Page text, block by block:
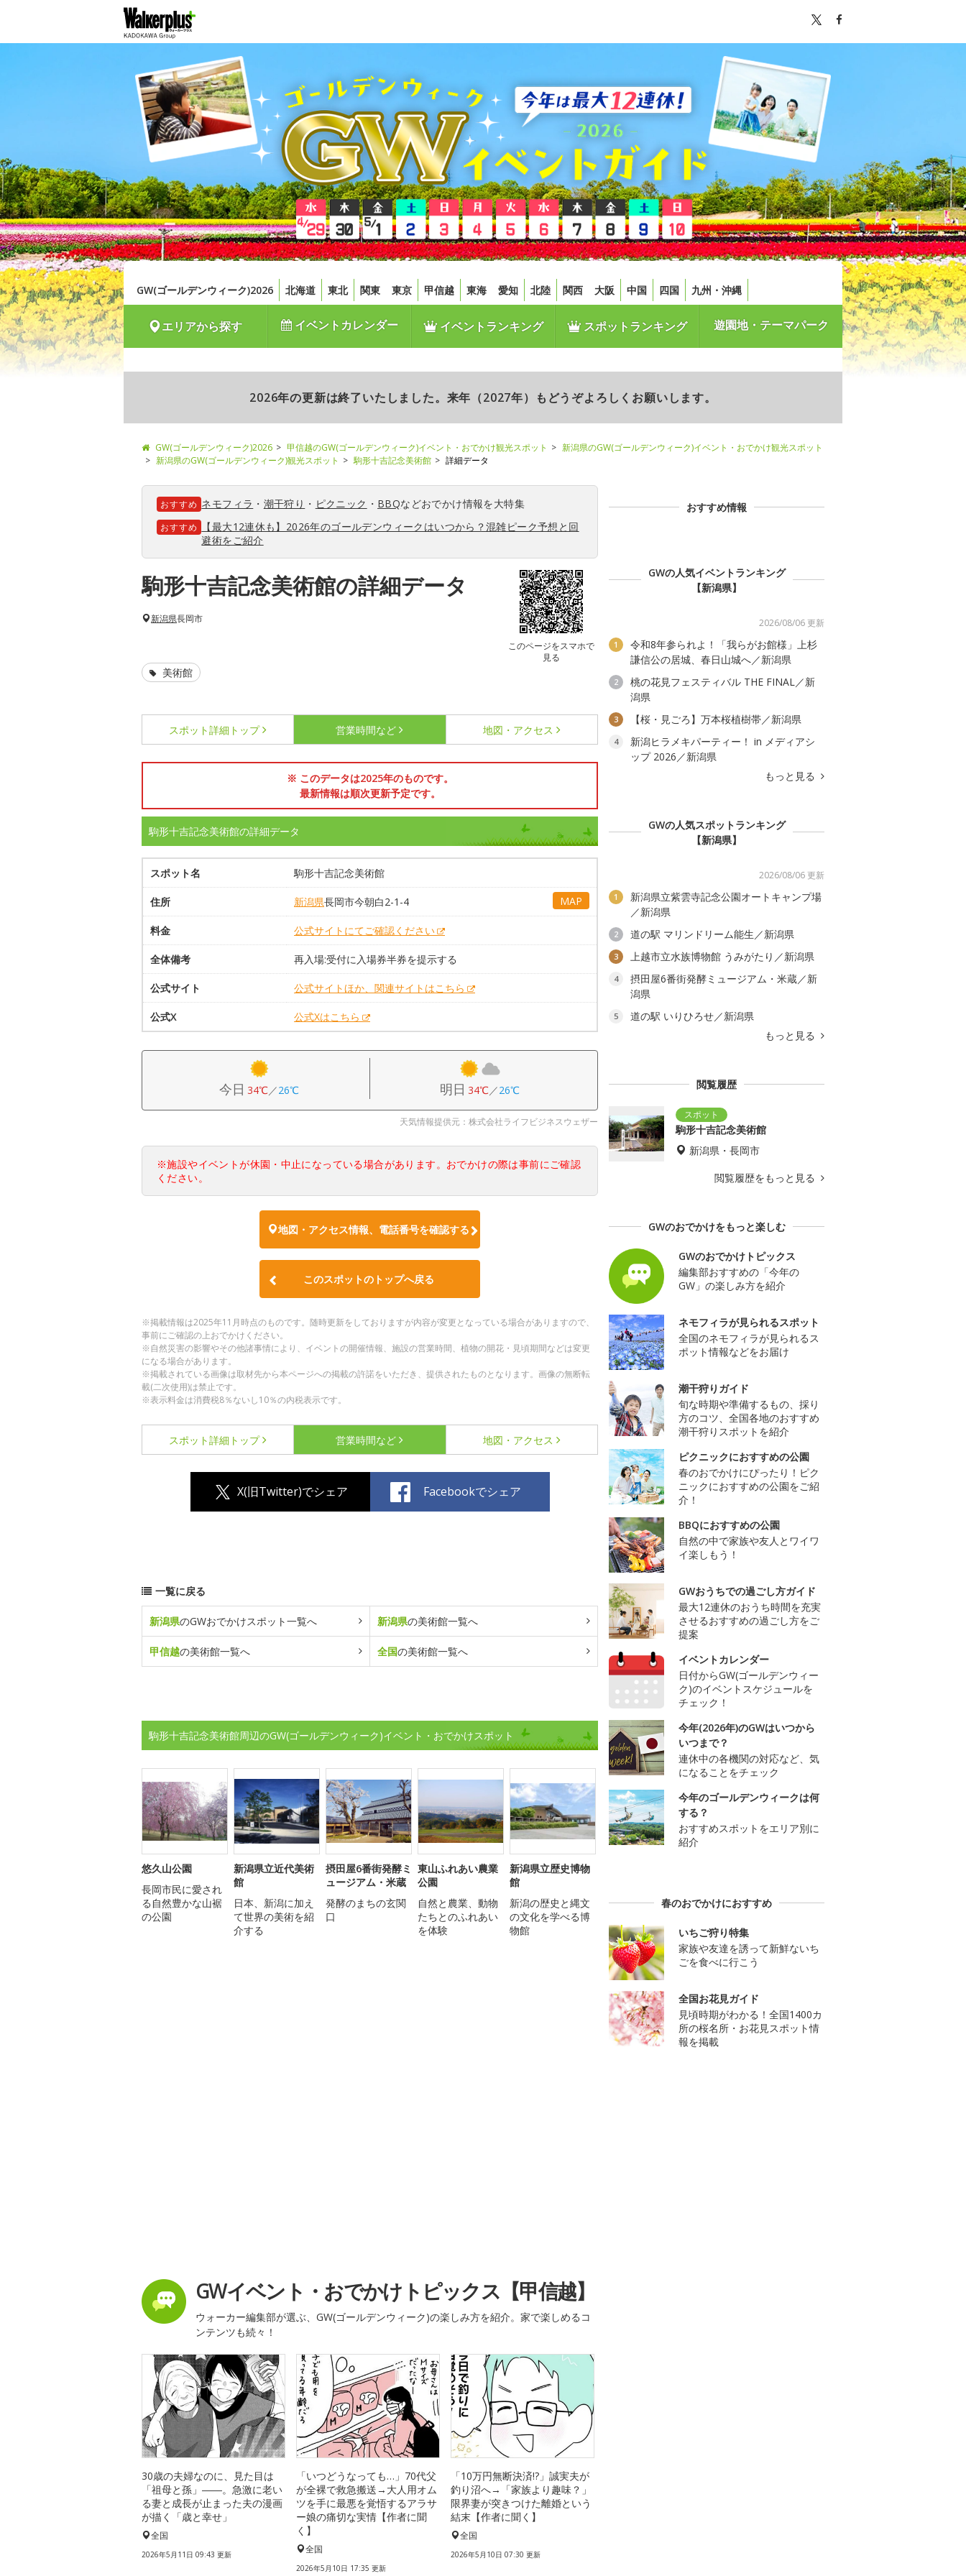
GW(ゴールデンウィーク)2026 北海道 東北 関東 東京 甲信越 東海 愛知 北陸 関西 大阪 中国 四国 九州・沖縄
エリアから探す イベントカレンダー イベントランキング スポットランキング 遊園地・テーマパーク
2026年の更新は終了いたしました。来年（2027年）もどうぞよろしくお願いします。
GW(ゴールデンウィーク)2026 甲信越のGW(ゴールデンウィーク)イベント・おでかけ観光スポット
新潟県のGW(ゴールデンウィーク)イベント・おでかけ観光スポット
新潟県のGW(ゴールデンウィーク)観光スポット
駒形十吉記念美術館 詳細データ
おすすめ ネモフィラ ・ 潮干狩り ・ ピクニック ・ BBQなどおでかけ情報を大特集
おすすめ
【最大12連休も】2026年のゴールデンウィークはいつから？混雑ピーク予想と回
避術をご紹介
駒形十吉記念美術館の詳細データ
このページをスマホで
見る
新潟県長岡市
美術館
スポット詳細 トップ 営業時間など 地図・アクセス
※ このデータは2025年のものです。
最新情報は順次更新予定です。
駒形十吉記念美術館の詳細データ
スポット名 駒形十吉記念美術館
住所 新潟県長岡市今朝白2-1-4 MAP
料金 公式サイトにてご確認ください
全体備考 再入場:受付に入場券半券を提示する
公式サイト 公式サイトほか、関連サイトはこちら
公式X 公式Xはこちら
今日 34℃／26℃ 明日 34℃／26℃
天気情報提供元：株式会社ライフビジネスウェザー
※施設やイベントが休園・中止になっている場合があります。おでかけの際は事前にご確認
ください。
地図・アクセス情報、電話番号を確認する
このスポットのトップへ戻る
※掲載情報は2025年11月時点のものです。随時更新をしておりますが内容が変更となっている場合がありますので、
事前にご確認の上おでかけください。
※自然災害の影響やその他諸事情により、イベントの開催情報、施設の営業時間、植物の開花・見頃期間などは変更
になる場合があります。
※掲載されている画像は取材先から本ページへの掲載の許諾をいただき、提供されたものとなります。画像の無断転
載(二次使用)は禁止です。
※表示料金は消費税8％ないし10％の内税表示です。
スポット詳細 トップ 営業時間など 地図・アクセス
X(旧Twitter)でシェア Facebookでシェア
一覧に戻る
新潟県のGWおでかけスポット一覧へ 新潟県の美術館一覧へ
甲信越の美術館一覧へ 全国の美術館一覧へ
駒形十吉記念美術館周辺のGW(ゴールデンウィーク)イベント・おでかけスポット
悠久山公園
長岡市民に愛され
る自然豊かな山裾
の公園
新潟県立近代美術
館
日本、新潟に加え
て世界の美術を紹
介する
摂田屋6番街発酵ミ
ュージアム・米蔵
発酵のまちの玄関
口
東山ふれあい農業
公園
自然と農業、動物
たちとのふれあい
を体験
新潟県立歴史博物
館
新潟の歴史と縄文
の文化を学べる博
物館
GWイベント・おでかけトピックス【甲信越】
ウォーカー編集部が選ぶ、GW(ゴールデンウィーク)の楽しみ方を紹介。家で楽しめるコ
ンテンツも続々！
30歳の夫婦なのに、見た目は
「祖母と孫」――。急激に老い
る妻と成長が止まった夫の漫画
が描く「歳と幸せ」
全国
2026年5月11日 09:43 更新
「いつどうなっても…」70代父
が全裸で救急搬送→大人用オム
ツを手に最悪を覚悟するアラサ
ー娘の痛切な実情【作者に聞
く】
全国
2026年5月10日 17:35 更新
「10万円無断決済!?」誠実夫が
釣り沼へ→「家族より趣味？」
限界妻が突きつけた離婚という
結末【作者に聞く】
全国
2026年5月10日 07:30 更新
おすすめ情報
GWの人気イベントランキング
【新潟県】
2026/08/06 更新
1
令和8年参られよ！「我らがお館様」上杉
謙信公の居城、春日山城へ／新潟県
2
桃の花見フェスティバル THE FINAL／新
潟県
3 【桜・見ごろ】万本桜植樹帯／新潟県
4
新潟ヒラメキパーティー！ in メディアシ
ップ 2026／新潟県
もっと見る
GWの人気スポットランキング
【新潟県】
2026/08/06 更新
1
新潟県立紫雲寺記念公園オートキャンプ場
／新潟県
2 道の駅 マリンドリーム能生／新潟県
3 上越市立水族博物館 うみがたり／新潟県
4
摂田屋6番街発酵ミュージアム・米蔵／新
潟県
5
道の駅 いりひろせ／新潟県
もっと見る
閲覧履歴
駒形十吉記念美術館
新潟県・長岡市
閲覧履歴をもっと見る
GWのおでかけをもっと楽しむ
GWのおでかけトピックス
編集部おすすめの「今年の
GW」の楽しみ方を紹介
ネモフィラが見られるスポット
全国のネモフィラが見られるス
ポット情報などをお届け
潮干狩りガイド
旬な時期や準備するもの、採り
方のコツ、全国各地のおすすめ
潮干狩りスポットを紹介
ピクニックにおすすめの公園
春のおでかけにぴったり！ピク
ニックにおすすめの公園をご紹
介！
BBQにおすすめの公園
自然の中で家族や友人とワイワ
イ楽しもう！
GWおうちでの過ごし方ガイド
最大12連休のおうち時間を充実
させるおすすめの過ごし方をご
提案
イベントカレンダー
日付からGW(ゴールデンウィー
ク)のイベントスケジュールを
チェック！
今年(2026年)のGWはいつから
いつまで？
連休中の各機関の対応など、気
になることをチェック
今年のゴールデンウィークは何
する？
おすすめスポットをエリア別に
紹介
春のおでかけにおすすめ
いちご狩り特集
家族や友達を誘って新鮮ないち
ごを食べに行こう
全国お花見ガイド
見頃時期がわかる！全国1400カ
所の桜名所・お花見スポット情
報を掲載